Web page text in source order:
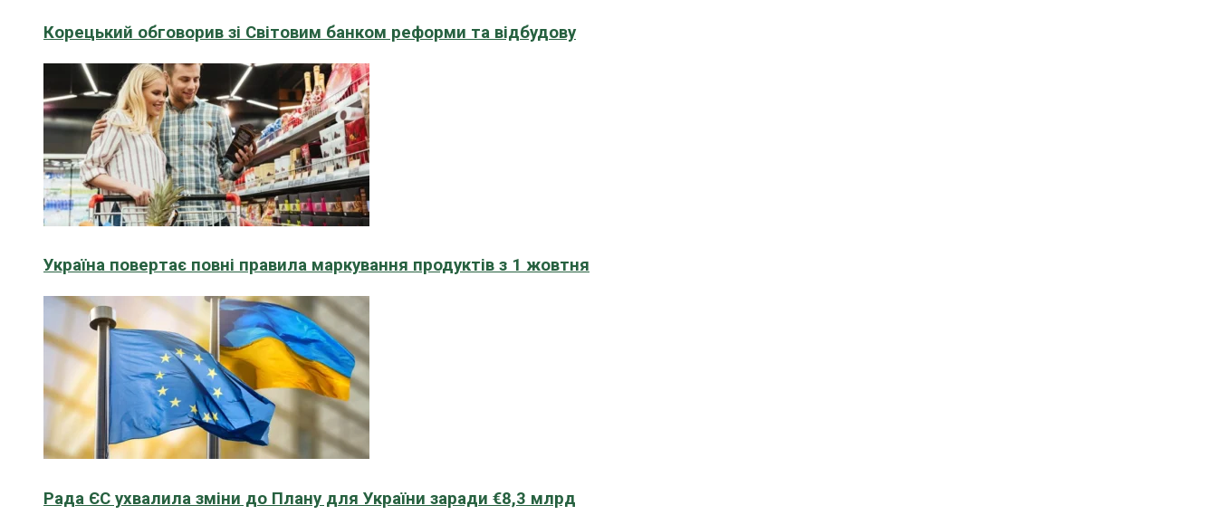
Корецький обговорив зі Світовим банком реформи та відбудову
Україна повертає повні правила маркування продуктів з 1 жовтня
Рада ЄС ухвалила зміни до Плану для України заради €8,3 млрд